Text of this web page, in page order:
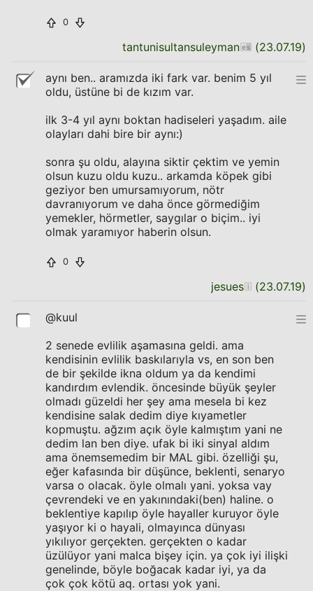
0
tantunisultansuleyman (23.07.19)
aynı ben.. aramızda iki fark var. benim 5 yıl
oldu, üstüne bi de kızım var.
ilk 3-4 yıl aynı boktan hadiseleri yaşadım. aile
olayları dahi bire bir aynı:)
sonra şu oldu, alayına siktir çektim ve yemin
olsun kuzu oldu kuzu.. arkamda köpek gibi
geziyor ben umursamıyorum, nötr
davranıyorum ve daha önce görmediğim
yemekler, hörmetler, saygılar o biçim.. iyi
olmak yaramıyor haberin olsun.
0
jesues (23.07.19)
@kuul
2 senede evlilik aşamasına geldi. ama
kendisinin evlilik baskılarıyla vs, en son ben
de bir şekilde ikna oldum ya da kendimi
kandırdım evlendik. öncesinde büyük şeyler
olmadı güzeldi her şey ama mesela bi kez
kendisine salak dedim diye kıyametler
kopmuştu. ağzım açık öyle kalmıştım yani ne
dedim lan ben diye. ufak bi iki sinyal aldım
ama önemsemedim bir MAL gibi. özelliği şu,
eğer kafasında bir düşünce, beklenti, senaryo
varsa o olacak. öyle olmalı yani. yoksa vay
çevrendeki ve en yakınındaki(ben) haline. o
beklentiye kapılıp öyle hayaller kuruyor öyle
yaşıyor ki o hayali, olmayınca dünyası
yıkılıyor gerçekten. gerçekten o kadar
üzülüyor yani malca bişey için. ya çok iyi ilişki
genelinde, böyle boğacak kadar iyi, ya da
çok çok kötü aq. ortası yok yani.